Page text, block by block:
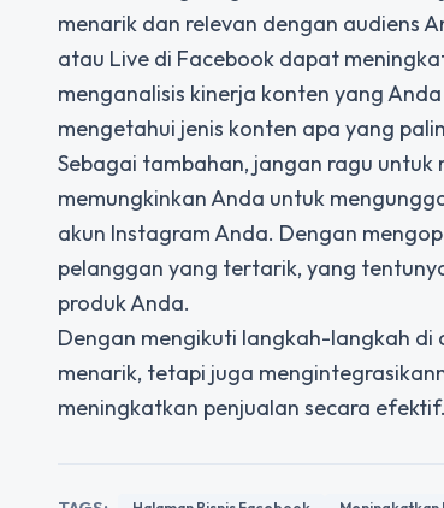
menarik dan relevan dengan audiens
atau Live di Facebook dapat
menganalisis kinerja konten yang
mengetahui jenis konten apa yang
Sebagai tambahan, jangan ragu
memungkinkan Anda untuk
akun Instagram Anda. Dengan
pelanggan yang tertarik, yang
produk Anda.
Dengan mengikuti langkah-langkah di
menarik, tetapi juga
meningkatkan penjualan secara efektif.